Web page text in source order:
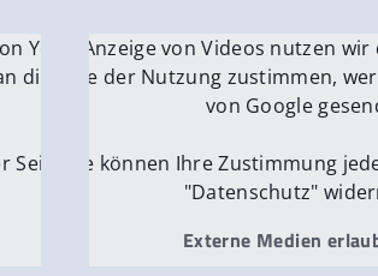
YouTube.
die Server
Für die Anzeige von Videos nutzen wir
Wenn Sie der Nutzung zustimmen,
von Google
Sie können Ihre Zustimmung
"Datenschutz"
Externe Medien